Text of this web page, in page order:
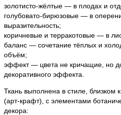
золотисто-жёлтые — в плодах и
голубовато-бирюзовые — в
выразительность;
коричневые и терракотовые — в
баланс — сочетание тёплых и
объём;
эффект — цвета не кричащие, но
декоративного эффекта.
Ткань выполнена в стиле, близком
(арт-крафт), с элементами
декора: